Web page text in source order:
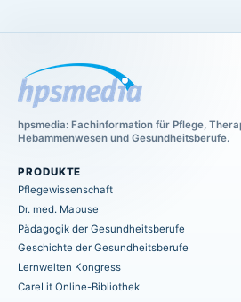
hpsmedia: Fachinformation für Pflege,
Hebammenwesen und Gesundheitsberufe.
PRODUKTE
Pflegewissenschaft
Dr. med. Mabuse
Pädagogik der Gesundheitsberufe
Geschichte der Gesundheitsberufe
Lernwelten Kongress
CareLit Online-Bibliothek